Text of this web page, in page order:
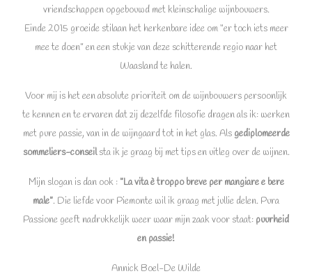
vriendschappen opgebouwd met kleinschalige wijnbouwers.
Einde 2015 groeide stilaan het herkenbare idee om “er toch iets meer
mee te doen” en een stukje van deze schitterende regio naar het
Waasland te halen.
Voor mij is het een absolute prioriteit om de wijnbouwers persoonlijk
te kennen en te ervaren dat zij dezelfde filosofie dragen als ik: werken
met pure passie, van in de wijngaard tot in het glas. Als gediplomeerde
sommeliers-conseilsta ik je graag bij met tips en uitleg over de wijnen.
Mijn slogan is dan ook : ”La vita è troppo breve per mangiare e bere
male”. Die liefde voor Piemonte wil ik graag met jullie delen. Pura
Passione geeft nadrukkelijk weer waar mijn zaak voor staat: puurheid
en passie!
Annick Boel-De Wilde